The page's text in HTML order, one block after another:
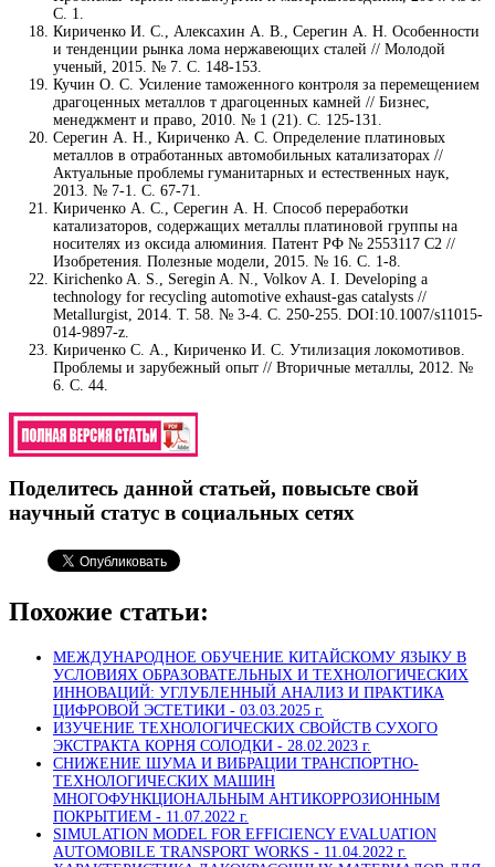
С. 1.
Кириченко И. С., Алексахин А. В., Серегин А. Н. Особенности
и тенденции рынка лома нержавеющих сталей // Молодой
ученый, 2015. № 7. С. 148-153.
Кучин О. С. Усиление таможенного контроля за перемещением
драгоценных металлов т драгоценных камней // Бизнес,
менеджмент и право, 2010. № 1 (21). С. 125-131.
Серегин А. Н., Кириченко А. С. Определение платиновых
металлов в отработанных автомобильных катализаторах //
Актуальные проблемы гуманитарных и естественных наук,
2013. № 7-1. С. 67-71.
Кириченко А. С., Серегин А. Н. Способ переработки
катализаторов, содержащих металлы платиновой группы на
носителях из оксида алюминия. Патент РФ № 2553117 С2 //
Изобретения. Полезные модели, 2015. № 16. С. 1-8.
Kirichenko A. S., Seregin A. N., Volkov A. I. Developing a
technology for recycling automotive exhaust-gas catalysts //
Metallurgist, 2014. Т. 58. № 3-4. С. 250-255. DOI:10.1007/s11015-
014-9897-z.
Кириченко С. А., Кириченко И. С. Утилизация локомотивов.
Проблемы и зарубежный опыт // Вторичные металлы, 2012. №
6. С. 44.
Поделитесь данной статьей, повысьте свой
научный статус в социальных сетях
Похожие статьи:
МЕЖДУНАРОДНОЕ ОБУЧЕНИЕ КИТАЙСКОМУ ЯЗЫКУ В
УСЛОВИЯХ ОБРАЗОВАТЕЛЬНЫХ И ТЕХНОЛОГИЧЕСКИХ
ИННОВАЦИЙ: УГЛУБЛЕННЫЙ АНАЛИЗ И ПРАКТИКА
ЦИФРОВОЙ ЭСТЕТИКИ - 03.03.2025 г.
ИЗУЧЕНИЕ ТЕХНОЛОГИЧЕСКИХ СВОЙСТВ СУХОГО
ЭКСТРАКТА КОРНЯ СОЛОДКИ - 28.02.2023 г.
СНИЖЕНИЕ ШУМА И ВИБРАЦИИ ТРАНСПОРТНО-
ТЕХНОЛОГИЧЕСКИХ МАШИН
МНОГОФУНКЦИОНАЛЬНЫМ АНТИКОРРОЗИОННЫМ
ПОКРЫТИЕМ - 11.07.2022 г.
SIMULATION MODEL FOR EFFICIENCY EVALUATION
AUTOMOBILE TRANSPORT WORKS - 11.04.2022 г.